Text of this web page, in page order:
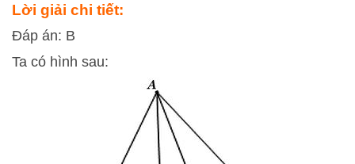
Lời giải chi tiết:
Đáp án: B
Ta có hình sau: